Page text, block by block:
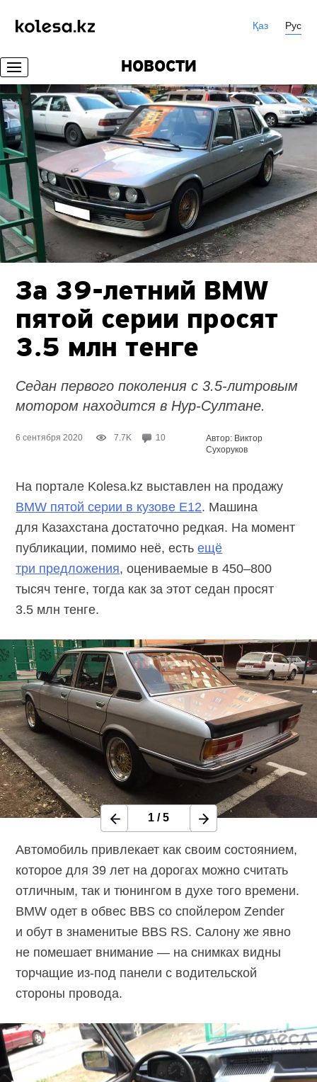
Қаз Рус
НОВОСТИ
За 39-летний BMW
пятой серии просят
3.5 млн тенге
Седан первого поколения с 3.5-литровым
мотором находитсяв Нур-Султане.
6 сентября 2020 7.7K 10
Автор: Виктор
Сухоруков
На портале Kolesa.kz выставлен на продажу
BMW пятой серии в кузове E12. Машина
для Казахстана достаточно редкая. На момент
публикации, помимо неё, естьещё
три предложения, оцениваемые в 450–800
тысяч тенге, тогда как за этот седан просят
3.5 млн тенге.
1 /5
Автомобиль привлекает как своим состоянием,
которое для 39 лет на дорогах можно считать
отличным, так и тюнингом в духе того времени.
BMW одет в обвес BBS со спойлером Zender
и обут в знаменитые BBS RS. Салону же явно
не помешает внимание — на снимках видны
торчащие из-под панели с водительской
стороны провода.